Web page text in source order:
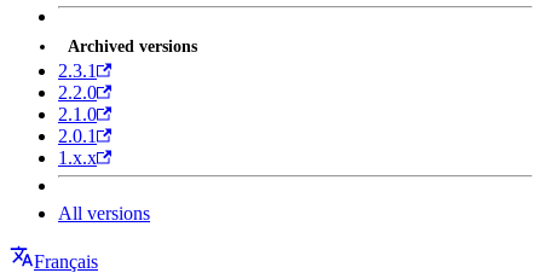
Archived versions
2.3.1
2.2.0
2.1.0
2.0.1
1.x.x
All versions
Français